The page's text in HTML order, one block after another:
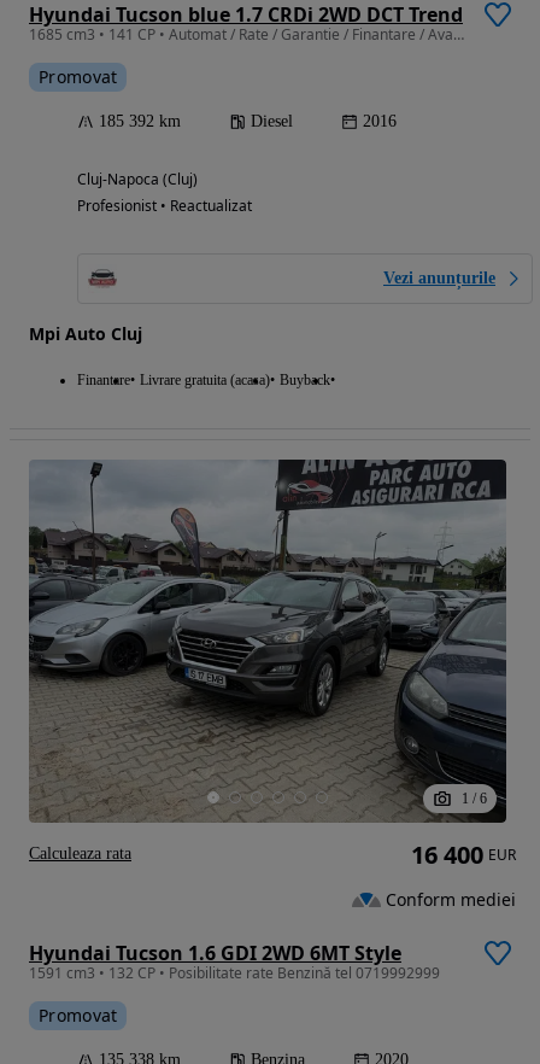
Hyundai Tucson blue 1.7 CRDi 2WD DCT Trend
1685 cm3 • 141 CP • Automat / Rate / Garantie / Finantare / Avans 0
Promovat
185 392 km Diesel 2016
Cluj-Napoca (Cluj)
Profesionist • Reactualizat
Vezi anunțurile
Mpi Auto Cluj
Finantare Livrare gratuita (acasa) Buyback
1 / 6
Hyundai Tucson 1.6 GDI 2WD 6MT Style
1591 cm3 • 132 CP • Posibilitate rate Benzină tel 0719992999
Promovat
135 338 km Benzina 2020
16 400 EUR
Conform mediei
Calculeaza rata